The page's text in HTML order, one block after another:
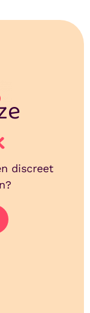
discreet